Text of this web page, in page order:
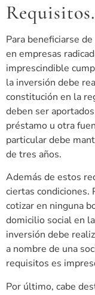
Requisitos.
Para beneficiarse
en empresas
imprescindible
la inversión debe
constitución en la
deben ser
préstamo u otra
particular debe
de tres años.
Además de estos
ciertas condiciones.
cotizar en ninguna
domicilio social en
inversión debe
a nombre de una
requisitos es
Por último, cabe